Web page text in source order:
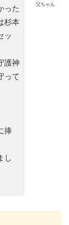
父ちゃん
った
杉本
ッ
護神
って
捧
し